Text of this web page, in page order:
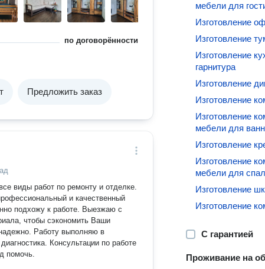
по договорённости
Предложить заказ
виды работ по ремонту и отделке.
и качественный
подхожу к работе. Выезжаю с
чтобы сэкономить Ваши
Работу выполняю в
Консультации по работе
помочь.
мебели для
Изготовление
Изготовление
Изготовление
гарнитура
Изготовление
Изготовление
Изготовление
мебели для
Изготовление
Изготовление
мебели для
Изготовление
Изготовление
С гарантией
Проживание на